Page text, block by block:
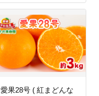
愛果28号 ( 紅まどんな